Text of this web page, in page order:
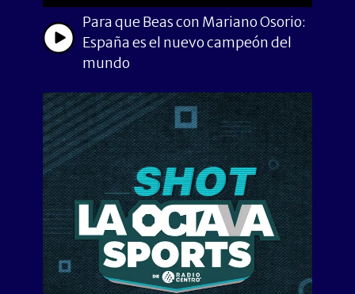
Para que Beas con Mariano Osorio:
España es el nuevo campeón del
mundo